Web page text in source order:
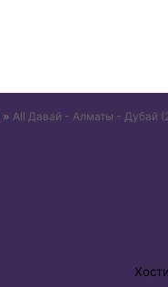
» All Давай - Алматы - Дубай